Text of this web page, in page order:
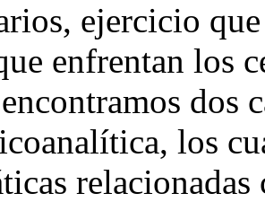
ejercicio
enfrentan los
dos
los